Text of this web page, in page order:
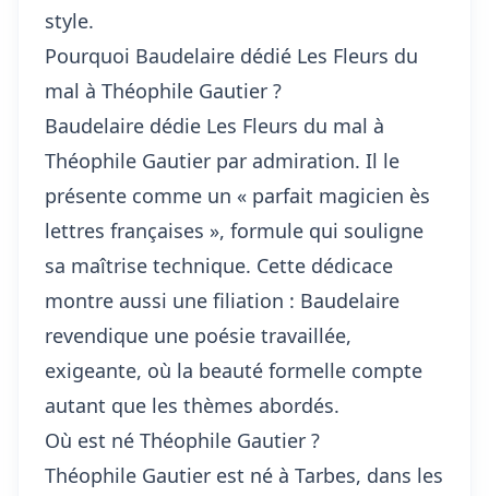
style.
Pourquoi Baudelaire dédié Les Fleurs du
mal à Théophile Gautier ?
Baudelaire dédie Les Fleurs du mal à
Théophile Gautier par admiration. Il le
présente comme un « parfait magicien ès
lettres françaises », formule qui souligne
sa maîtrise technique. Cette dédicace
montre aussi une filiation : Baudelaire
revendique une poésie travaillée,
exigeante, où la beauté formelle compte
autant que les thèmes abordés.
Où est né Théophile Gautier ?
Théophile Gautier est né à Tarbes, dans les